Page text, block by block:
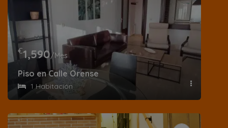
€1,590/Mes
Piso en Calle Orense
1 Habitación